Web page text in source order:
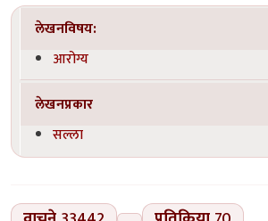
लेखनविषय:
आरोग्य
लेखनप्रकार
सल्ला